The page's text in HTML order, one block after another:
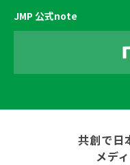
JMP 公式note
共創で日
メデ